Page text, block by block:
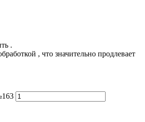
.
, что значительно продлевает